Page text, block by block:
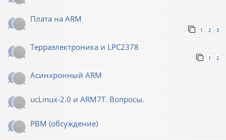
Плата на ARM
1 2 3
Терраэлектроника и LPC2378
1 2
Асинхронный ARM
ucLinux-2.0 и ARM7T. Вопросы.
РВМ (обсуждение)